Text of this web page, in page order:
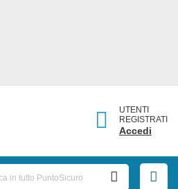
UTENTI
REGISTRATI
Accedi